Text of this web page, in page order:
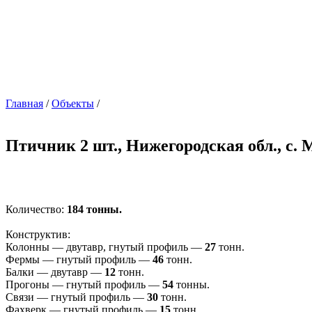
Главная /Объекты /
Птичник 2 шт., Нижегородская обл., с.
Количество: 184 тонны.
Конструктив:
Колонны — двутавр, гнутый профиль — 27 тонн.
Фермы — гнутый профиль — 46 тонн.
Балки — двутавр — 12 тонн.
Прогоны — гнутый профиль — 54 тонны.
Связи — гнутый профиль — 30 тонн.